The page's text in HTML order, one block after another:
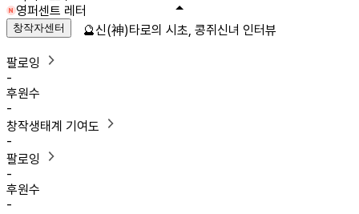
영퍼센트 레터
창작자센터
팔로잉
-
후원수
-
창작생태계 기여도
-
팔로잉
-
후원수
-
🔮신(神)타로의 시초, 콩쥐신녀 인터뷰